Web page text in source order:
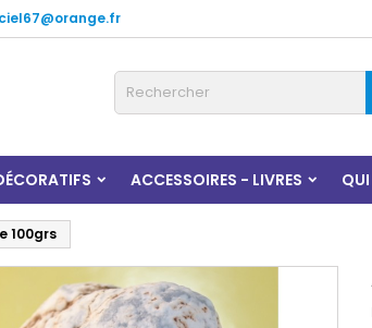
ACCESSOIRES - LIVRES
100grs